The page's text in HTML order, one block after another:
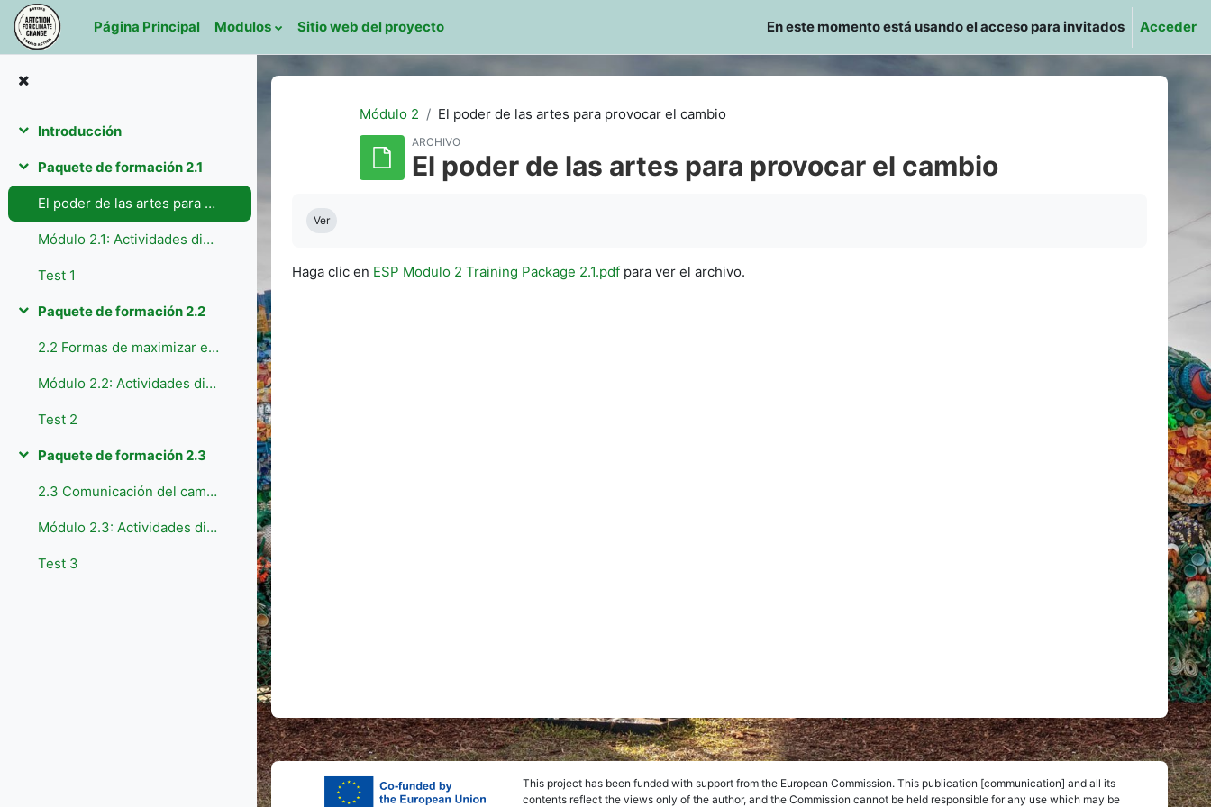
Salta al contenido principal
Página Principal
Modulos Sitio web del proyecto En este momento está usando el acceso para invitados Acceder
Colapsar
Introducción
Colapsar
Paquete de formación 2.1
El poder de las artes para provocar el cambio
Módulo 2.1: Actividades didácticas
Test 1
Colapsar
Paquete de formación 2.2
2.2 Formas de maximizar el impacto medioambiental a través del arte
Módulo 2.2: Actividades didácticas
Test 2
Colapsar
Paquete de formación 2.3
2.3 Comunicación del cambio climático
Módulo 2.3: Actividades didácticas
Test 3
Módulo 2 El poder de las artes para provocar el cambio
ARCHIVO
El poder de las artes para provocar el cambio
Ver
Haga clic en ESP Modulo 2 Training Package 2.1.pdf para ver el archivo.
This project has been funded with support from the European Commission. This publication [communication] and all its
contents reflect the views only of the author, and the Commission cannot be held responsible for any use which may be